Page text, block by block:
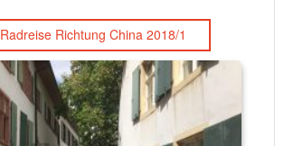
Radreise Richtung China 2018/1